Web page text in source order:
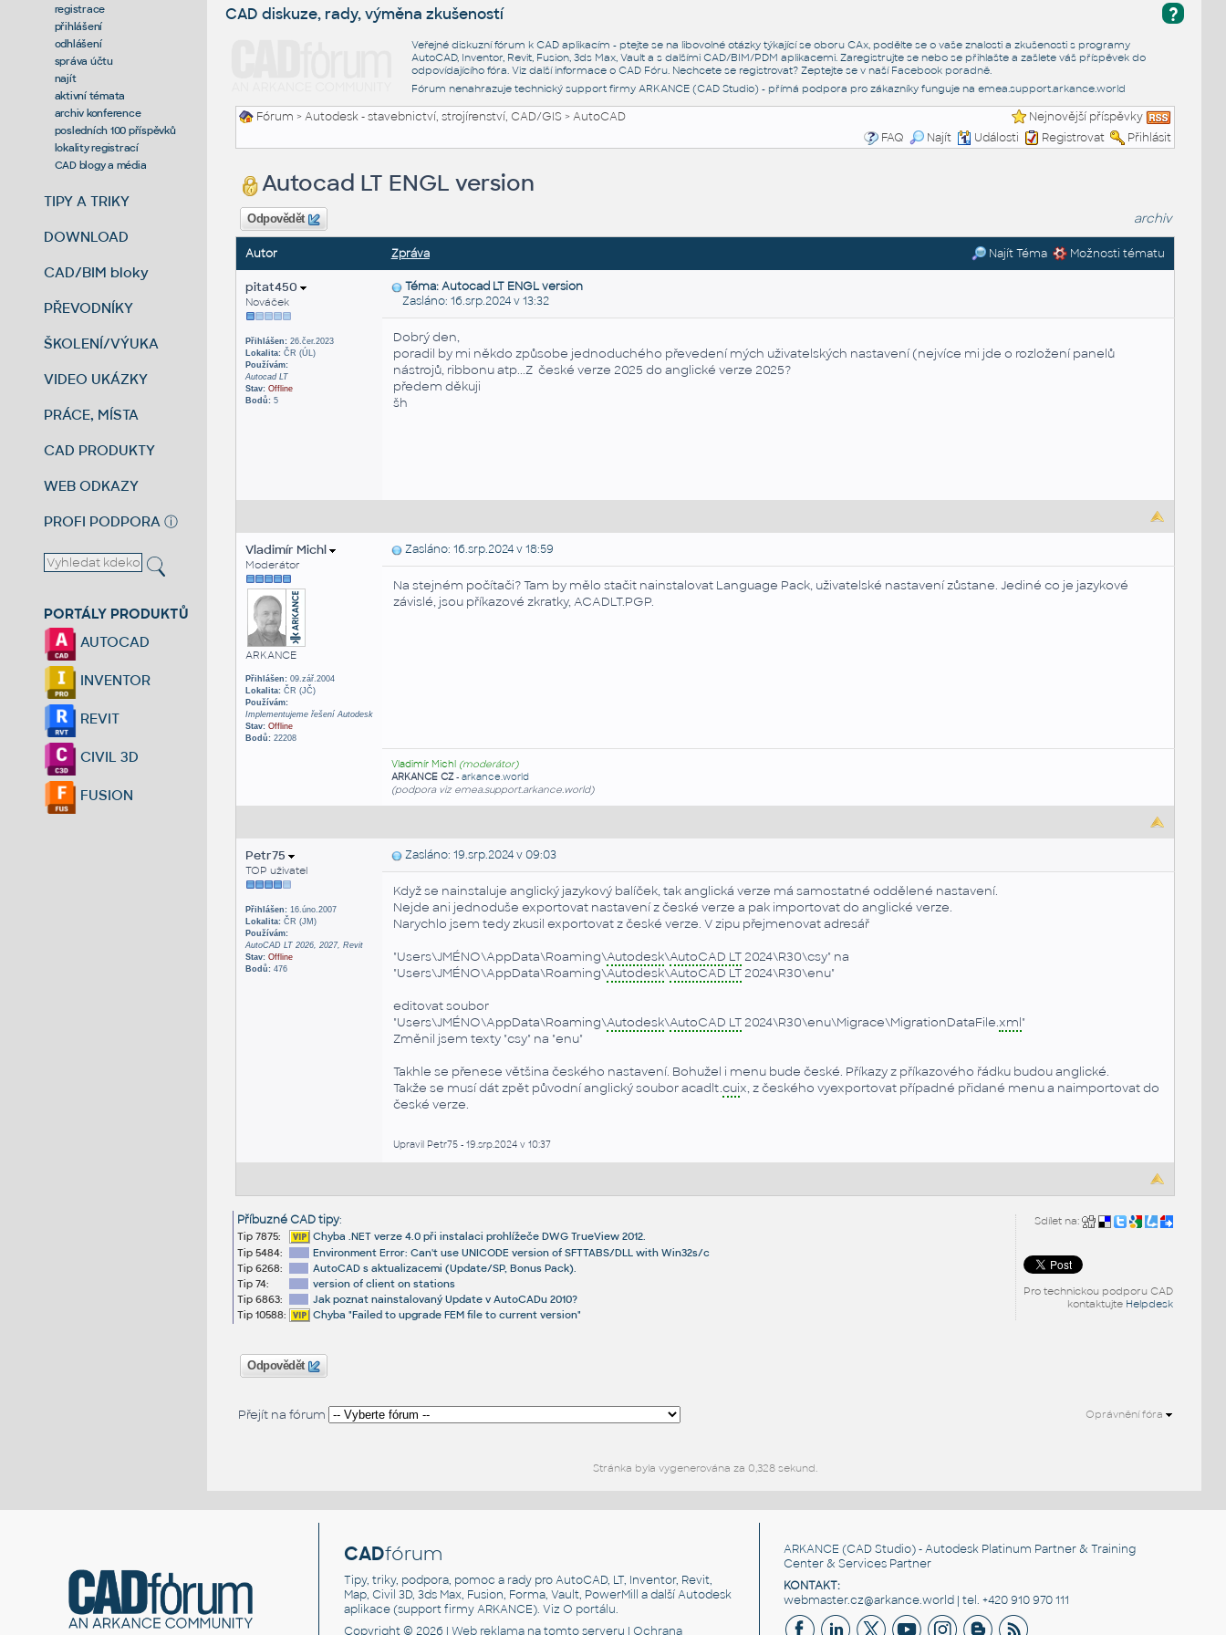
registrace
přihlášení
odhlášení
správa účtu
najít
aktivní témata
archiv konference
posledních 100 příspěvků
lokality registrací
CAD blogy a média
TIPY A TRIKY
DOWNLOAD
CAD/BIM bloky
PŘEVODNÍKY
ŠKOLENÍ/VÝUKA
VIDEO UKÁZKY
PRÁCE, MÍSTA
CAD PRODUKTY
WEB ODKAZY
PROFI PODPORA ⓘ
PORTÁLY PRODUKTŮ
AUTOCAD
INVENTOR
REVIT
CIVIL 3D
FUSION
?
CAD diskuze, rady, výměna zkušeností
Veřejné diskuzní fórum k CAD aplikacím - ptejte se na libovolné otázky týkající se oboru CAx, podělte se o vaše znalosti a zkušenosti s programy
AutoCAD, Inventor, Revit, Fusion, 3ds Max, Vault a s dalšími CAD/BIM/PDM aplikacemi. Zaregistrujte se nebo se přihlašte a zašlete váš příspěvek do
odpovídajícího fóra. Viz další informace o CAD Fóru. Nechcete se registrovat? Zeptejte se v naší Facebook poradně.
Fórum nenahrazuje technický support firmy ARKANCE (CAD Studio) - přímá podpora pro zákazníky funguje na emea.support.arkance.world
Fórum >Autodesk - stavebnictví, strojírenství, CAD/GIS>AutoCAD
Nejnovější příspěvky
FAQ
Najít Události Registrovat Přihlásit
Autocad LT ENGL version
Odpovědět archiv
Autor Zpráva Najít Téma Možnosti tématu
pitat450
Nováček
Přihlášen:26.čer.2023
Lokalita:ČR (ÚL)
Používám:
Autocad LT
Stav: Offline
Bodů:5
Téma: Autocad LT ENGL version
Zasláno: 16.srp.2024 v 13:32
Dobrý den,
poradil by mi někdo způsobe jednoduchého převedení mých uživatelských nastavení (nejvíce mi jde o rozložení panelů
nástrojů, ribbonu atp...Z české verze 2025 do anglické verze 2025?
předem děkuji
šh
Vladimír Michl
Moderátor
ARKANCE
Přihlášen:09.zář.2004
Lokalita:ČR (JČ)
Používám:
Implementujeme řešení Autodesk
Stav: Offline
Bodů:22208
Zasláno: 16.srp.2024 v 18:59
Na stejném počítači? Tam by mělo stačit nainstalovat Language Pack, uživatelské nastavení zůstane. Jediné co je jazykové
závislé, jsou příkazové zkratky, ACADLT.PGP.
Vladimír Michl (moderátor)
ARKANCE CZ- arkance.world
(podpora viz emea.support.arkance.world)
Petr75
TOP uživatel
Přihlášen:16.úno.2007
Lokalita:ČR (JM)
Používám:
AutoCAD LT 2026, 2027, Revit
Stav: Offline
Bodů:476
Zasláno: 19.srp.2024 v 09:03
Když se nainstaluje anglický jazykový balíček, tak anglická verze má samostatné oddělené nastavení.
Nejde ani jednoduše exportovat nastavení z české verze a pak importovat do anglické verze.
Narychlo jsem tedy zkusil exportovat z české verze. V zipu přejmenovat adresář
"Users\JMÉNO\AppData\Roaming\Autodesk\AutoCAD LT2024\R30\csy" na
"Users\JMÉNO\AppData\Roaming\Autodesk\AutoCAD LT2024\R30\enu"
editovat soubor
"Users\JMÉNO\AppData\Roaming\Autodesk\AutoCAD LT2024\R30\enu\Migrace\MigrationDataFile.xml"
Změnil jsem texty "csy" na "enu"
Takhle se přenese většina českého nastavení. Bohužel i menu bude české. Příkazy z příkazového řádku budou anglické.
Takže se musí dát zpět původní anglický soubor acadlt.cuix, z českého vyexportovat případné přidané menu a naimportovat do
české verze.
Upravil Petr75 - 19.srp.2024 v 10:37
Sdílet na:
Pro technickou podporu CAD
kontaktujte Helpdesk
Příbuzné CAD tipy:
Tip 7875:
Chyba .NET verze 4.0 při instalaci prohlížeče DWG TrueView 2012.
Tip 5484:
Environment Error: Can't use UNICODE version of SFTTABS/DLL with Win32s/c
Tip 6268:
AutoCAD s aktualizacemi (Update/SP, Bonus Pack).
Tip 74:
version of client on stations
Tip 6863:
Jak poznat nainstalovaný Update v AutoCADu 2010?
Tip 10588:
Chyba "Failed to upgrade FEM file to current version"
Odpovědět
Přejít na fórum Oprávnění fóra
Stránka byla vygenerována za 0,328 sekund.
CADfórum
Tipy, triky, podpora, pomoc a rady pro AutoCAD, LT, Inventor, Revit,
Map, Civil 3D, 3ds Max, Fusion, Forma, Vault, PowerMill a další Autodesk
aplikace (support firmy ARKANCE). VizO portálu.
Copyright © 2026 |Web reklama na tomto serveru |Ochrana
ARKANCE (CAD Studio) - Autodesk Platinum Partner & Training
Center & Services Partner
KONTAKT:
webmaster.cz@arkance.world | tel. +420 910 970 111